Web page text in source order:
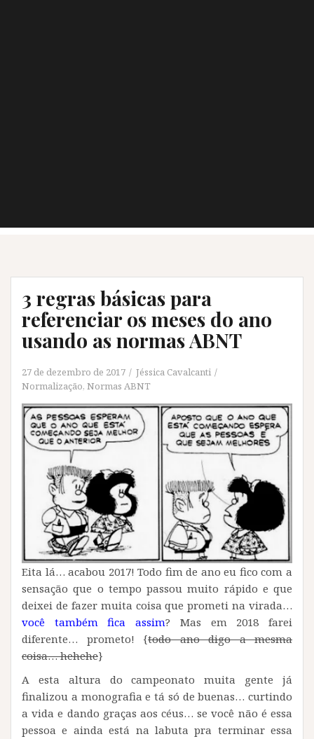
3 regras básicas para
referenciar os meses do ano
usando as normas ABNT
27 de dezembro de 2017
Jéssica Cavalcanti
Normalização, Normas ABNT
Eita lá… acabou 2017! Todo fim de ano eu fico com a
sensação que o tempo passou muito rápido e que
deixei de fazer muita coisa que prometi na virada…
você também fica assim? Mas em 2018 farei
diferente… prometo! {todo ano digo a mesma
coisa… hehehe}
A esta altura do campeonato muita gente já
finalizou a monografia e tá só de buenas… curtindo
a vida e dando graças aos céus… se você não é essa
pessoa e ainda está na labuta pra terminar essa